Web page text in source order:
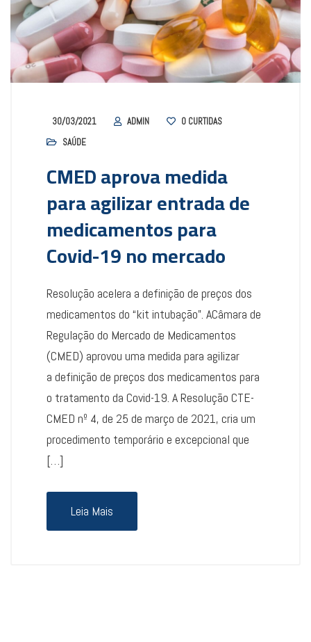
30/03/2021 ADMIN 0 CURTIDAS
SAÚDE
CMED aprova medida
para agilizar entrada de
medicamentos para
Covid-19 no mercado
Resolução acelera a definição de preços dos
medicamentos do “kit intubação”. ACâmara de
Regulação do Mercado de Medicamentos
(CMED) aprovou uma medida para agilizar
a definição de preços dos medicamentos para
o tratamento da Covid-19. A Resolução CTE-
CMED nº 4, de 25 de março de 2021, cria um
procedimento temporário e excepcional que
[…]
Leia Mais